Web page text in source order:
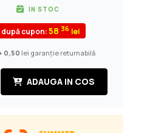
IN STOC
după cupon:58 36
0,50 lei garanție returnabilă
ADAUGA IN COS